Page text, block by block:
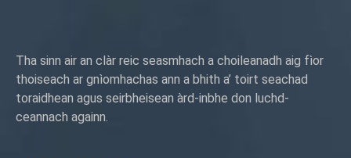
Tha sinn air an clàr reic seasmhach a choileanadh aig fìor
thoiseach ar gnìomhachas ann a bhith a’ toirt seachad
toraidhean agus seirbheisean àrd-inbhe don luchd-
ceannach againn.